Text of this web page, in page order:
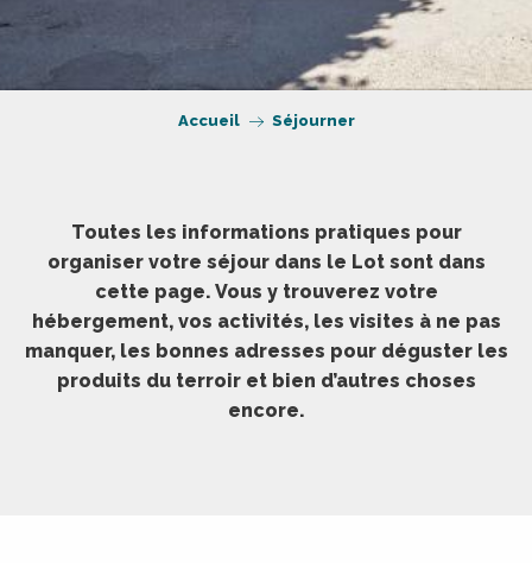
Accueil Séjourner
Toutes les informations pratiques pour
organiser votre séjour dans le Lot sont dans
cette page. Vous y trouverez votre
hébergement, vos activités, les visites à ne pas
manquer, les bonnes adresses pour déguster les
produits du terroir et bien d’autres choses
encore.